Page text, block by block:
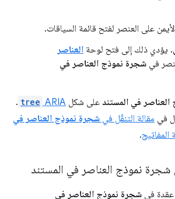
على العنصر لفتح قائمة السياقات.
. يؤدي ذلك إلى فتح لوحة العناصر
في شجرة نموذج العناصر في
في المستند على شكل ARIA
tree
.
في مقالة التنقّل في شجرة نموذج العناصر في
.
نموذج العناصر في المستند
عقدة في شجرة نموذج العناصر في